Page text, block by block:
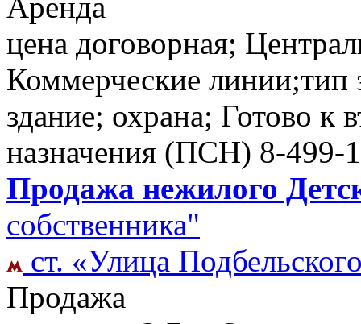
цена договорная;
Коммерческие линии;тип
здание; охрана; Готово к
назначения (ПСН) 8-499-
Продажа нежилого
собственника"
ст. «Улица
Продажа